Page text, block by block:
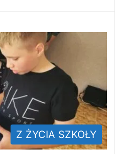
Z ŻYCIA SZKOŁY